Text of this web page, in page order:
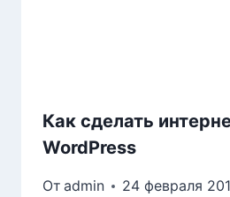
Как сделать
WordPress
От admin 24 февраля